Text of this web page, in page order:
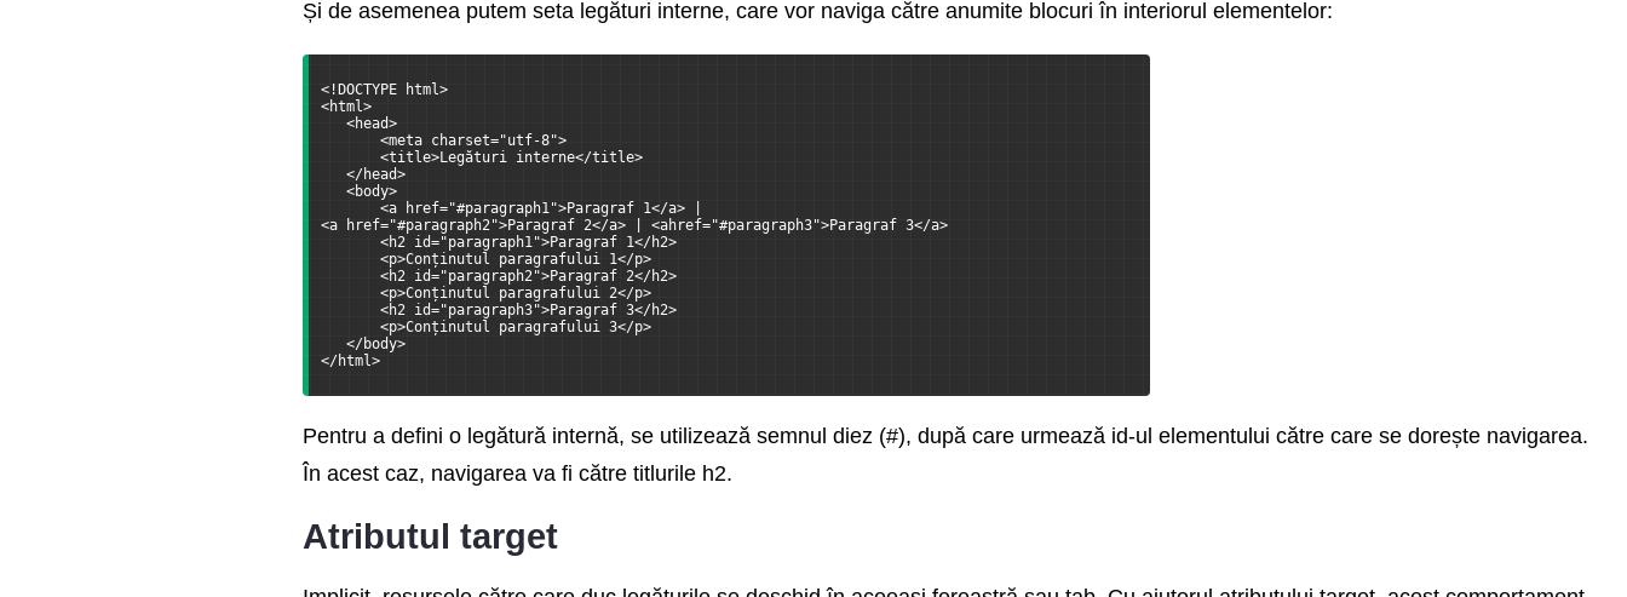
Și de asemenea putem seta legături interne, care vor naviga către anumite blocuri în interiorul elementelor:
<!DOCTYPE html>
<html>
<head>
<meta charset="utf-8">
<title>Legături interne</title>
</head>
<body>
<a href="#paragraph1">Paragraf 1</a> |
<a href="#paragraph2">Paragraf 2</a> | <ahref="#paragraph3">Paragraf 3</a>
<h2 id="paragraph1">Paragraf 1</h2>
<p>Conținutul paragrafului 1</p>
<h2 id="paragraph2">Paragraf 2</h2>
<p>Conținutul paragrafului 2</p>
<h2 id="paragraph3">Paragraf 3</h2>
<p>Conținutul paragrafului 3</p>
</body>
</html>
Pentru a defini o legătură internă, se utilizează semnul diez (#), după care urmează id-ul elementului către care se dorește navigarea.
În acest caz, navigarea va fi către titlurile h2.
Atributul target